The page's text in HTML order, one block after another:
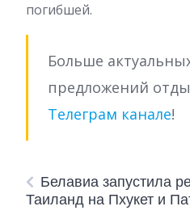
погибшей.
Больше
предложений
Телеграм канале!
Белавиа запустила
Таиланд на Пхукет и